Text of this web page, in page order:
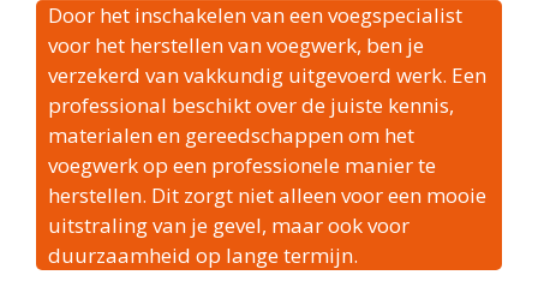
Door het inschakelen van een voegspecialist
voor het herstellen van voegwerk, ben je
verzekerd van vakkundig uitgevoerd werk. Een
professional beschikt over de juiste kennis,
materialen en gereedschappen om het
voegwerk op een professionele manier te
herstellen. Dit zorgt niet alleen voor een mooie
uitstraling van je gevel, maar ook voor
duurzaamheid op lange termijn.